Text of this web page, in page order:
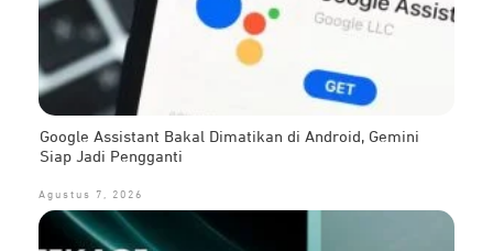
Google Assistant Bakal Dimatikan di Android, Gemini
Siap Jadi Pengganti
Agustus 7, 2026